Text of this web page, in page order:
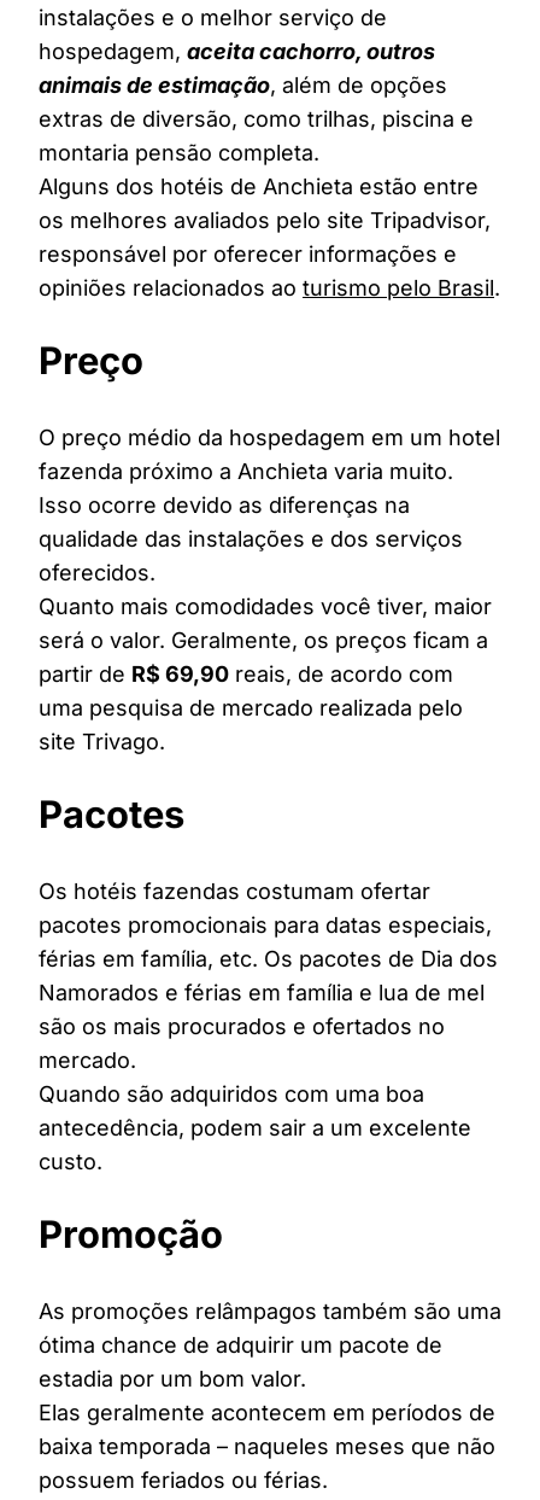
instalações e o melhor serviço de
hospedagem, aceita cachorro, outros
animais de estimação, além de opções
extras de diversão, como trilhas, piscina e
montaria pensão completa.
Alguns dos hotéis de Anchieta estão entre
os melhores avaliados pelo site Tripadvisor,
responsável por oferecer informações e
opiniões relacionados ao turismo pelo Brasil.
Preço
O preço médio da hospedagem em um hotel
fazenda próximo a Anchieta varia muito.
Isso ocorre devido as diferenças na
qualidade das instalações e dos serviços
oferecidos.
Quanto mais comodidades você tiver, maior
será o valor. Geralmente, os preços ficam a
partir de R$ 69,90 reais, de acordo com
uma pesquisa de mercado realizada pelo
site Trivago.
Pacotes
Os hotéis fazendas costumam ofertar
pacotes promocionais para datas especiais,
férias em família, etc. Os pacotes de Dia dos
Namorados e férias em família e lua de mel
são os mais procurados e ofertados no
mercado.
Quando são adquiridos com uma boa
antecedência, podem sair a um excelente
custo.
Promoção
As promoções relâmpagos também são uma
ótima chance de adquirir um pacote de
estadia por um bom valor.
Elas geralmente acontecem em períodos de
baixa temporada – naqueles meses que não
possuem feriados ou férias.